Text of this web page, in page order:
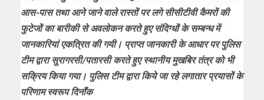
आस-पास तथा आने जाने वाले रास्तों पर लगे सीसीटीवी कैमरों की
फुटेजों का बारीकी से अवलोकन करते हुए संदिग्धों के सम्बन्ध में
जानकारियां एकत्रित की गयी। प्राप्त जानकारी के आधार पर पुलिस
टीम द्वारा सुरागरसी/पतारसी करते हुए स्थानीय मुखबिर तंत्र को भी
सक्रिय किया गया। पुलिस टीम द्वारा किये जा रहे लगातार प्रयासों के
परिणाम स्वरूप दिनाँक